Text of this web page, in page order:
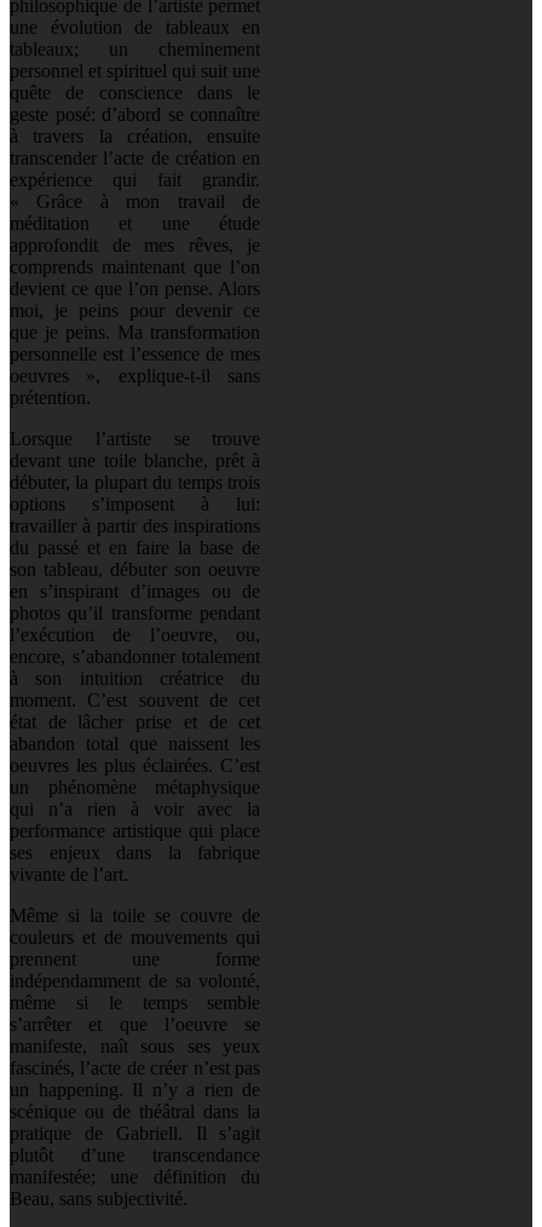
philosophique de l’artiste permet
une évolution de tableaux en
tableaux; un cheminement
personnel et spirituel qui suit une
quête de conscience dans le
geste posé: d’abord se connaître
à travers la création, ensuite
transcender l’acte de création en
expérience qui fait grandir.
« Grâce à mon travail de
méditation et une étude
approfondit de mes rêves, je
comprends maintenant que l’on
devient ce que l’on pense. Alors
moi, je peins pour devenir ce
que je peins. Ma transformation
personnelle est l’essence de mes
oeuvres », explique-t-il sans
prétention.
Lorsque l’artiste se trouve
devant une toile blanche, prêt à
débuter, la plupart du temps trois
options s’imposent à lui:
travailler à partir des inspirations
du passé et en faire la base de
son tableau, débuter son oeuvre
en s’inspirant d’images ou de
photos qu’il transforme pendant
l’exécution de l’oeuvre, ou,
encore, s’abandonner totalement
à son intuition créatrice du
moment. C’est souvent de cet
état de lâcher prise et de cet
abandon total que naissent les
oeuvres les plus éclairées. C’est
un phénomène métaphysique
qui n’a rien à voir avec la
performance artistique qui place
ses enjeux dans la fabrique
vivante de l’art.
Même si la toile se couvre de
couleurs et de mouvements qui
prennent une forme
indépendamment de sa volonté,
même si le temps semble
s’arrêter et que l’oeuvre se
manifeste, naît sous ses yeux
fascinés, l’acte de créer n’est pas
un happening. Il n’y a rien de
scénique ou de théâtral dans la
pratique de Gabriell. Il s’agit
plutôt d’une transcendance
manifestée; une définition du
Beau, sans subjectivité.